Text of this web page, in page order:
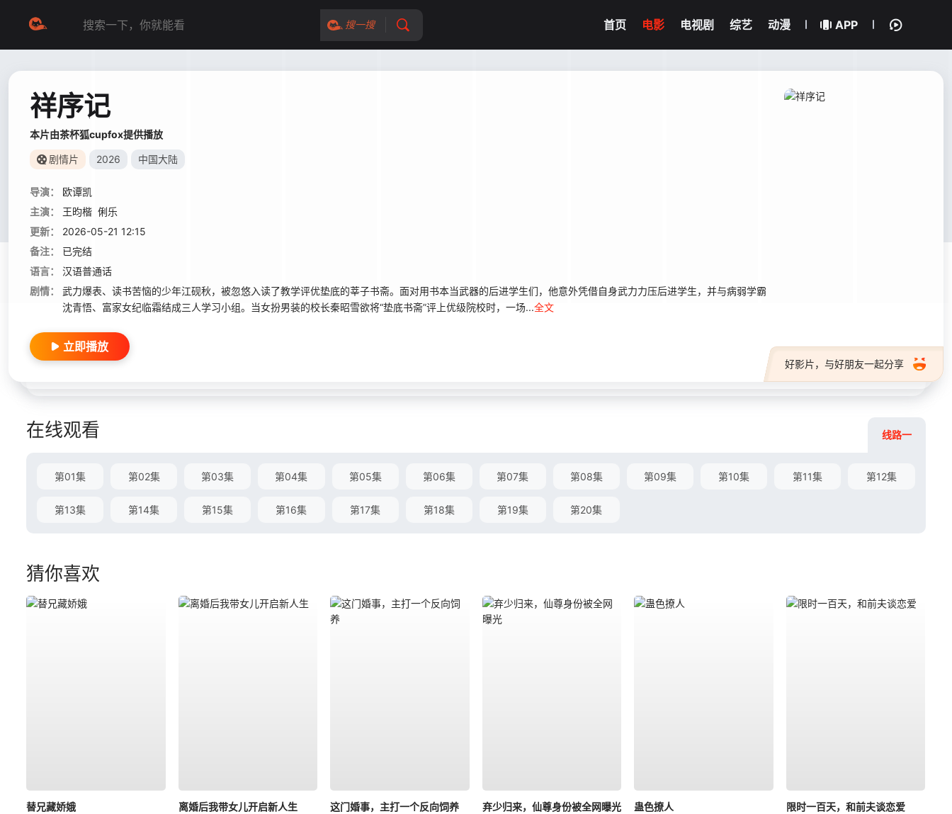
搜一搜 首页 电影 电视剧 综艺 动漫 APP
祥序记
本片由茶杯狐cupfox提供播放
剧情片 2026 中国大陆
导演：
欧谭凯
主演：
王昀楷 俐乐
更新：
2026-05-21 12:15
备注：
已完结
语言：
汉语普通话
剧情：
武力爆表、读书苦恼的少年江砚秋，被忽悠入读了教学评优垫底的莘子书斋。面对用书本当武器的后进学生们，他意外凭借自身武力力压后进学生，并与病弱学霸
沈青悟、富家女纪临霜结成三人学习小组。当女扮男装的校长秦昭雪欲将“垫底书斋”评上优级院校时，一场...全文
好影片，与好朋友一起分享
立即播放
在线观看 线路一
第01集 第02集 第03集 第04集 第05集 第06集 第07集 第08集 第09集 第10集 第11集 第12集
第13集 第14集 第15集 第16集 第17集 第18集 第19集 第20集
猜你喜欢
替兄藏娇娥
离婚后我带女儿开启新人生
这门婚事，主打一个反向饲养
弃少归来，仙尊身份被全网曝光
蛊色撩人
限时一百天，和前夫谈恋爱